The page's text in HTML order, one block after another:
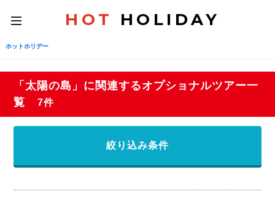
toggle
navigation
HOT HOLIDAY
ホットホリデー
「太陽の島」に関連するオプショナルツアー一
覧
7件
絞り込み条件